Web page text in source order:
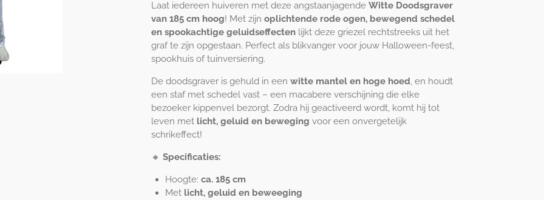
Laat iedereen huiveren met deze angstaanjagende Witte Doodsgraver
van 185 cm hoog! Met zijn oplichtende rode ogen, bewegend schedel
en spookachtige geluidseffecten lijkt deze griezel rechtstreeks uit het
graf te zijn opgestaan. Perfect als blikvanger voor jouw Halloween-feest,
spookhuis of tuinversiering.
De doodsgraver is gehuld in een witte mantel en hoge hoed, en houdt
een staf met schedel vast – een macabere verschijning die elke
bezoeker kippenvel bezorgt. Zodra hij geactiveerd wordt, komt hij tot
leven met licht, geluid en beweging voor een onvergetelijk
schrikeffect!
🔸 Specificaties:
Hoogte: ca. 185 cm
Met licht, geluid en beweeging